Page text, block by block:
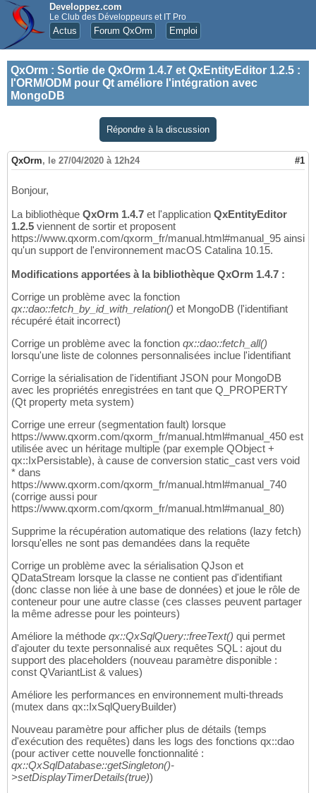
Developpez.com
Le Club des Développeurs et IT Pro
Actus Forum QxOrm Emploi
QxOrm : Sortie de QxOrm 1.4.7 et QxEntityEditor 1.2.5 :
l'ORM/ODM pour Qt améliore l'intégration avec
MongoDB
Répondre à la discussion
QxOrm, le 27/04/2020 à 12h24 #1
Bonjour,
La bibliothèque QxOrm 1.4.7 et l'application QxEntityEditor
1.2.5 viennent de sortir et proposent
https://www.qxorm.com/qxorm_fr/manual.html#manual_95 ainsi
qu'un support de l'environnement macOS Catalina 10.15.
Modifications apportées à la bibliothèque QxOrm 1.4.7 :
Corrige un problème avec la fonction
qx::dao::fetch_by_id_with_relation() et MongoDB (l'identifiant
récupéré était incorrect)
Corrige un problème avec la fonction qx::dao::fetch_all()
lorsqu'une liste de colonnes personnalisées inclue l'identifiant
Corrige la sérialisation de l'identifiant JSON pour MongoDB
avec les propriétés enregistrées en tant que Q_PROPERTY
(Qt property meta system)
Corrige une erreur (segmentation fault) lorsque
https://www.qxorm.com/qxorm_fr/manual.html#manual_450 est
utilisée avec un héritage multiple (par exemple QObject +
qx::IxPersistable), à cause de conversion static_cast vers void
* dans
https://www.qxorm.com/qxorm_fr/manual.html#manual_740
(corrige aussi pour
https://www.qxorm.com/qxorm_fr/manual.html#manual_80)
Supprime la récupération automatique des relations (lazy fetch)
lorsqu'elles ne sont pas demandées dans la requête
Corrige un problème avec la sérialisation QJson et
QDataStream lorsque la classe ne contient pas d'identifiant
(donc classe non liée à une base de données) et joue le rôle de
conteneur pour une autre classe (ces classes peuvent partager
la même adresse pour les pointeurs)
Améliore la méthode qx::QxSqlQuery::freeText() qui permet
d'ajouter du texte personnalisé aux requêtes SQL : ajout du
support des placeholders (nouveau paramètre disponible :
const QVariantList & values)
Améliore les performances en environnement multi-threads
(mutex dans qx::IxSqlQueryBuilder)
Nouveau paramètre pour afficher plus de détails (temps
d'exécution des requêtes) dans les logs des fonctions qx::dao
(pour activer cette nouvelle fonctionnalité :
qx::QxSqlDatabase::getSingleton()-
>setDisplayTimerDetails(true))